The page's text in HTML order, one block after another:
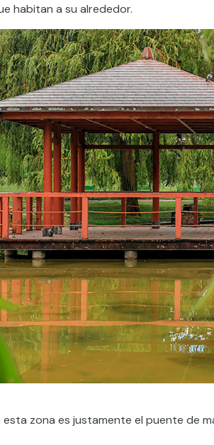
habitan a su alrededor.
zona es justamente el puente de